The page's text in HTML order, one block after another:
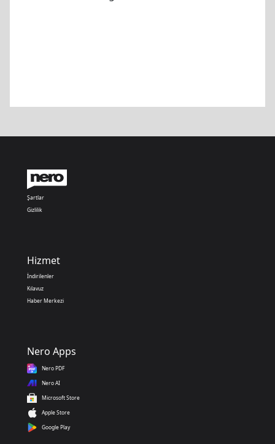
Şartlar
Gizlilik
Hizmet
İndirilenler
Kılavuz
Haber Merkezi
Nero Apps
Nero PDF
Nero AI
Microsoft Store
Apple Store
Google Play